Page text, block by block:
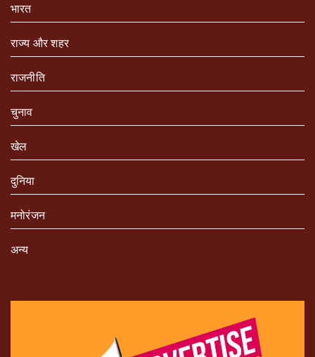
भारत
राज्य और शहर
राजनीति
चुनाव
खेल
दुनिया
मनोरंजन
अन्य